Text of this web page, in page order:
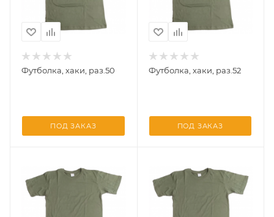
Футболка, хаки, раз.50
ПОД ЗАКАЗ
Футболка, хаки, раз.52
ПОД ЗАКАЗ